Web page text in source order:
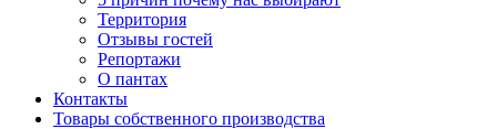
Территория
Отзывы гостей
Репортажи
О пантах
Контакты
Товары собственного производства